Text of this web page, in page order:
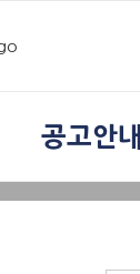
공고안내